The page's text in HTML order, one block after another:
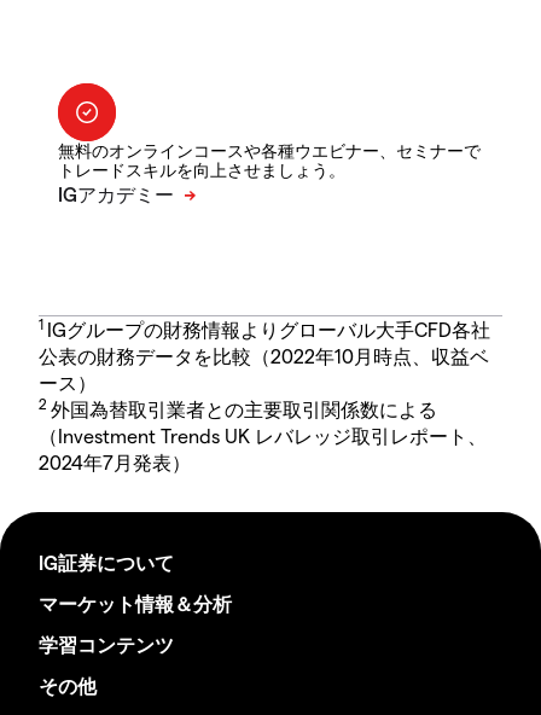
無料のオンラインコースや各種ウエビナー、セミナーで
トレードスキルを向上させましょう。
1 IGグループの財務情報よりグローバル大手CFD各社
公表の財務データを比較（2022年10月時点、収益ベ
ース）
2 外国為替取引業者との主要取引関係数による
（Investment Trends UK レバレッジ取引レポート、
2024年7月発表）
IG証券について
マーケット情報＆分析
学習コンテンツ
その他